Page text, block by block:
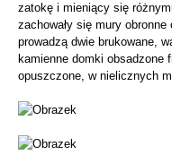
zatokę i mieniący się
zachowały się mury
prowadzą dwie brukowane,
kamienne domki obsadzone
opuszczone, w nielicznych